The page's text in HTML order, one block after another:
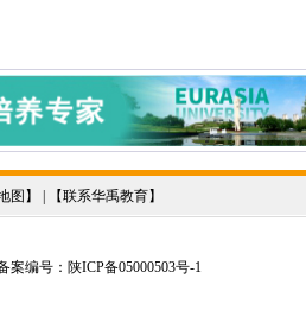
图 】 | 【联系华禹教育】
案编号：陕ICP备05000503号-1